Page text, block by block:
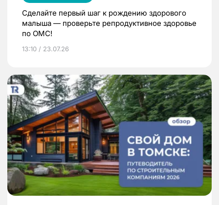
Сделайте первый шаг к рождению здорового
малыша — проверьте репродуктивное здоровье
по ОМС!
13:10 / 23.07.26